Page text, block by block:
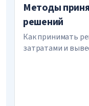
Методы
решений
Как принимать
затратами и